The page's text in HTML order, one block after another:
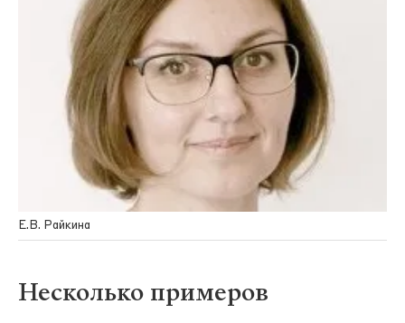
Е.В. Райкина
Несколько примеров